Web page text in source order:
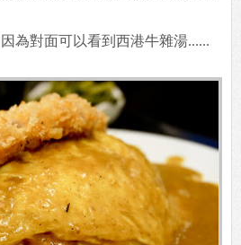
為對面可以看到西港牛雜湯......